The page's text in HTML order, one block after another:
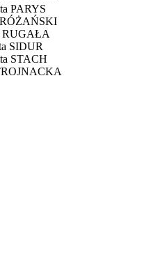
PARYS
RÓŻAŃSKI
RUGAŁA
SIDUR
STACH